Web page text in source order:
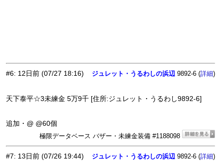
#6: 12日前 (07/27 18:16) ジュレット・うるわしの浜辺 9892-6 (詳細)
天下泰平☆3未練金 5万9千 [住所:ジュレット・うるわし9892-6]
追加・@ @60個
極限データベース バザー・未練金装備 #1188098
#7: 13日前 (07/26 19:44) ジュレット・うるわしの浜辺 9892-6 (詳細)